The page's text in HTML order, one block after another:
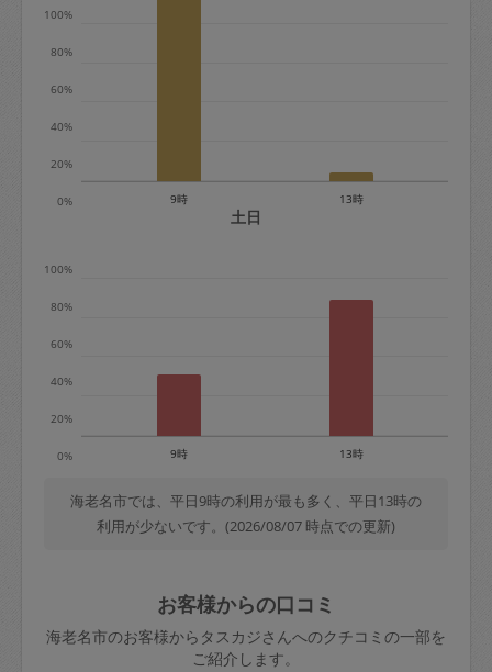
※キャンセル料金の設定について：
相当で料金設定されています。
0%
20%
40%
60%
80%
100%
9時 13時
土日
0%
20%
40%
60%
80%
100%
9時 13時
海老名市では、平日9時の利用が最も多く、平日13時の
利用が少ないです。(2026/08/07 時点での更新)
お客様からの口コミ
海老名市のお客様からタスカジさんへのクチコミの一部を
ご紹介します。